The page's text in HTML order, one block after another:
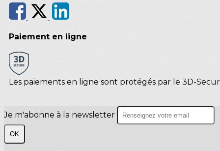
Paiement en ligne
Les paiements en ligne sont protégés par le 3D-
Je m'abonne à la newsletter
OK